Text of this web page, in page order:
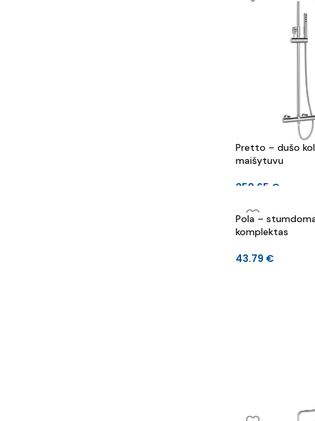
Pretto – dušo
maišytuvu
258.65 €
Pola –
komplektas
43.79 €